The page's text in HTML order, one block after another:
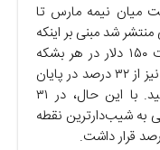
میان نیمه مارس تا
شد مبنی بر اینکه
نفت خام عمان در نیمه مارس با قیمت ۱۵۰ دلار در هر بشکه
خریداری شده است. نوسان تاریخی بازار نیز از ۳۲ درصد در پایان
فوریه به ۱۳۱ درصد در نیمه مارس رسید. با این حال، در ۳۱
به شیب‌دارترین نقطه